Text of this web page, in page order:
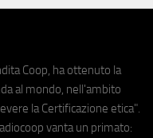
Coop, ha ottenuto la
al mondo, nell'ambito
la Certificazione etica".
vanta un primato: